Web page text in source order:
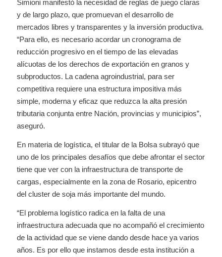
Simioni manifestó la necesidad de reglas de juego claras
y de largo plazo, que promuevan el desarrollo de
mercados libres y transparentes y la inversión productiva.
“Para ello, es necesario acordar un cronograma de
reducción progresivo en el tiempo de las elevadas
alícuotas de los derechos de exportación en granos y
subproductos. La cadena agroindustrial, para ser
competitiva requiere una estructura impositiva más
simple, moderna y eficaz que reduzca la alta presión
tributaria conjunta entre Nación, provincias y municipios”,
aseguró.
En materia de logística, el titular de la Bolsa subrayó que
uno de los principales desafíos que debe afrontar el sector
tiene que ver con la infraestructura de transporte de
cargas, especialmente en la zona de Rosario, epicentro
del cluster de soja más importante del mundo.
“El problema logístico radica en la falta de una
infraestructura adecuada que no acompañó el crecimiento
de la actividad que se viene dando desde hace ya varios
años. Es por ello que instamos desde esta institución a